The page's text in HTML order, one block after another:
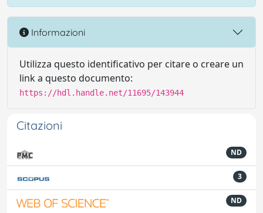
Informazioni
Utilizza questo identificativo per citare o creare un
link a questo documento:
https://hdl.handle.net/11695/143944
Citazioni
ND
3
ND